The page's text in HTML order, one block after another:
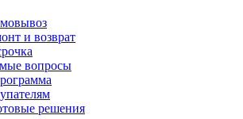
и возврат
вопросы
решения